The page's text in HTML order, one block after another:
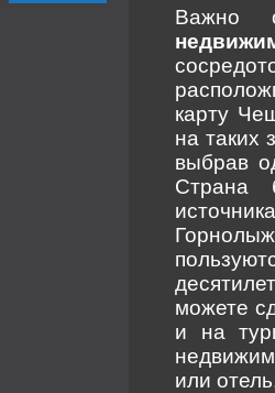
Важно
карту
на таких
выбрав
Страна
можете
и на
или